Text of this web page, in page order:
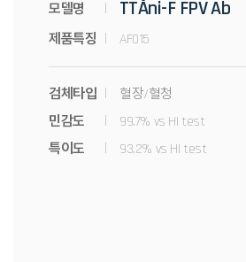
모델명 TTÅni-F FPV Ab
제품특징 AF015
검체타입
혈장/혈청
민감도
99.7% vs HI test
특이도
93.2% vs HI test